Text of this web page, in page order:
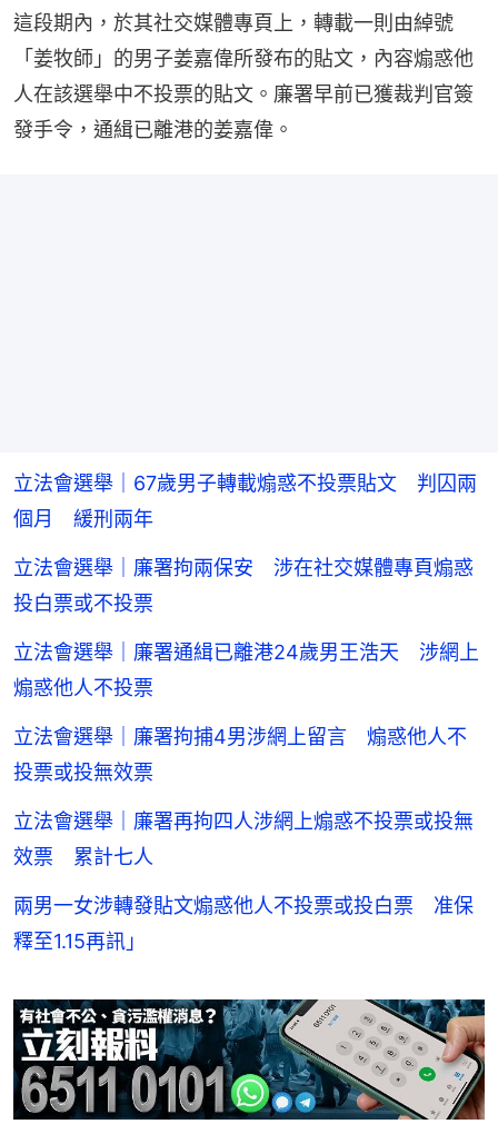
這段期內，於其社交媒體專頁上，轉載一則由綽號
「姜牧師」的男子姜嘉偉所發布的貼文，內容煽惑他
人在該選舉中不投票的貼文。廉署早前已獲裁判官簽
發手令，通緝已離港的姜嘉偉。
立法會選舉｜67歲男子轉載煽惑不投票貼文 判囚兩
個月 緩刑兩年
立法會選舉｜廉署拘兩保安 涉在社交媒體專頁煽惑
投白票或不投票
立法會選舉｜廉署通緝已離港24歲男王浩天 涉網上
煽惑他人不投票
立法會選舉｜廉署拘捕4男涉網上留言 煽惑他人不
投票或投無效票
立法會選舉｜廉署再拘四人涉網上煽惑不投票或投無
效票 累計七人
兩男一女涉轉發貼文煽惑他人不投票或投白票 准保
釋至1.15再訊」